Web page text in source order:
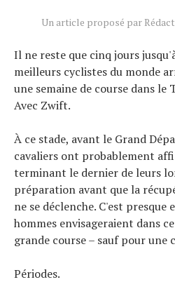
Un article proposé par
Il ne reste que cinq jours
meilleurs cyclistes du monde
une semaine de course dans le
Avec Zwift.
À ce stade, avant le Grand
cavaliers ont probablement
terminant le dernier de leurs
préparation avant que la
ne se déclenche. C'est presque
hommes envisageraient dans
grande course – sauf pour une
Périodes.